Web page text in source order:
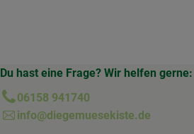
Du hast eine Frage? Wir helfen gerne:
06158 941740
info@diegemuesekiste.de